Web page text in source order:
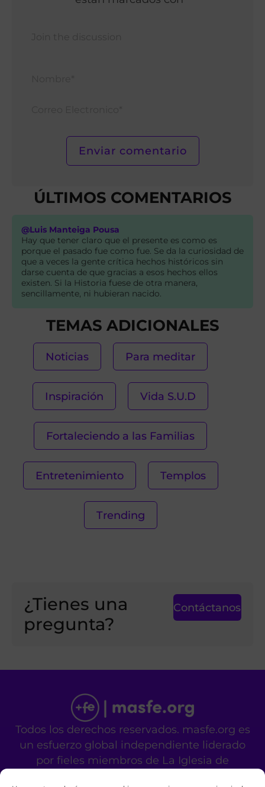
ÚLTIMOS COMENTARIOS
@Luis Manteiga Pousa
Hay que tener claro que el presente es como es
porque el pasado fue como fue. Se da la curiosidad de
que a veces la gente crítica hechos históricos sin
darse cuenta de que gracias a esos hechos ellos
existen. Si la Historia fuese de otra manera,
sencillamente, ni hubieran nacido.
TEMAS ADICIONALES
Noticias Para meditar
Inspiración Vida S.U.D
Fortaleciendo a las Familias
Entretenimiento Templos
Trending
¿Tienes una
pregunta?
Contáctanos
Todos los derechos reservados. masfe.org es
un esfuerzo global independiente liderado
por fieles miembros de La Iglesia de